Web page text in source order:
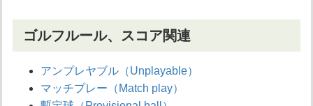
ゴルフルール、スコア関連
アンプレヤブル（Unplayable）
マッチプレー（Match play）